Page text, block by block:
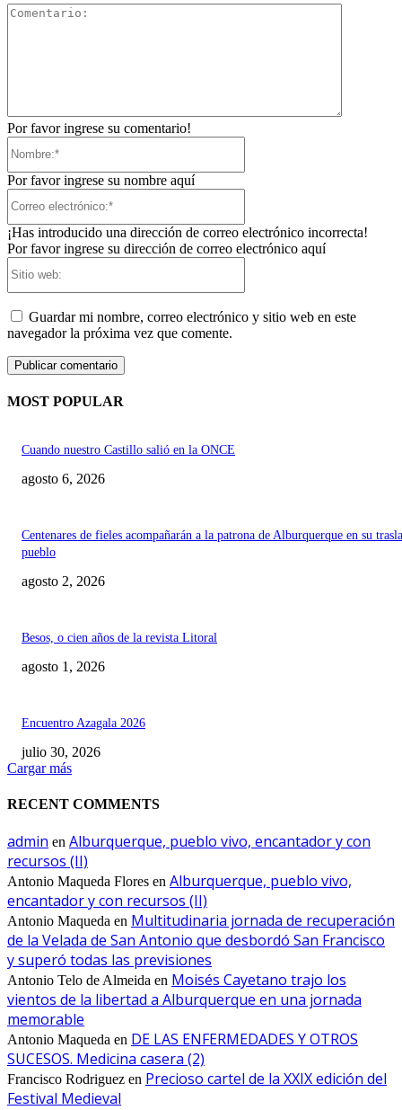
Por favor ingrese su comentario!
Por favor ingrese su nombre aquí
¡Has introducido una dirección de correo electrónico incorrecta!
Por favor ingrese su dirección de correo electrónico aquí
Guardar mi nombre, correo electrónico y sitio web en este
navegador la próxima vez que comente.
MOST POPULAR
Cuando nuestro Castillo salió en la ONCE
agosto 6, 2026
Centenares de fieles acompañarán a la patrona de Alburquerque en su
pueblo
agosto 2, 2026
Besos, o cien años de la revista Litoral
agosto 1, 2026
Encuentro Azagala 2026
julio 30, 2026
Cargar más
RECENT COMMENTS
admin en Alburquerque, pueblo vivo, encantador y con
recursos (II)
Antonio Maqueda Flores en Alburquerque, pueblo vivo,
encantador y con recursos (II)
Antonio Maqueda en Multitudinaria jornada de recuperación
de la Velada de San Antonio que desbordó San Francisco
y superó todas las previsiones
Antonio Telo de Almeida en Moisés Cayetano trajo los
vientos de la libertad a Alburquerque en una jornada
memorable
Antonio Maqueda en DE LAS ENFERMEDADES Y OTROS
SUCESOS. Medicina casera (2)
Francisco Rodriguez en Precioso cartel de la XXIX edición del
Festival Medieval